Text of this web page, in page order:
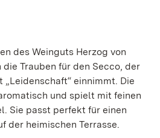
des Weinguts Herzog von
Trauben für den Secco, der
„Leidenschaft“ einnimmt. Die
und spielt mit feinen
Sie passt perfekt für einen
der heimischen Terrasse.